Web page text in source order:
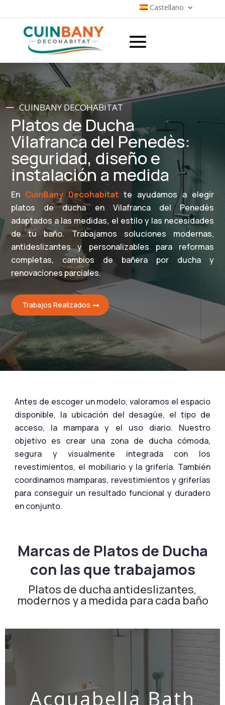
Castellano
CUINBANY DECOHABITAT
Platos de Ducha
Vilafranca del Penedès:
seguridad, diseño e
instalación a medida
En CuinBany Decohabitat te ayudamos a elegir
platos de ducha en Vilafranca del Penedès
adaptados a las medidas, el estilo y las necesidades
de tu baño. Trabajamos soluciones modernas,
antideslizantes y personalizables para reformas
completas, cambios de bañera por ducha y
renovaciones parciales.
Trabajos Realizados
Antes de escoger un modelo, valoramos el espacio
disponible, la ubicación del desagüe, el tipo de
acceso, la mampara y el uso diario. Nuestro
objetivo es crear una zona de ducha cómoda,
segura y visualmente integrada con los
revestimientos, el mobiliario y la grifería. También
coordinamos mamparas, revestimientos y griferías
para conseguir un resultado funcional y duradero
en conjunto.
Marcas de Platos de Ducha
con las que trabajamos
Platos de ducha antideslizantes,
modernos y a medida para cada baño
Acquabella Bath